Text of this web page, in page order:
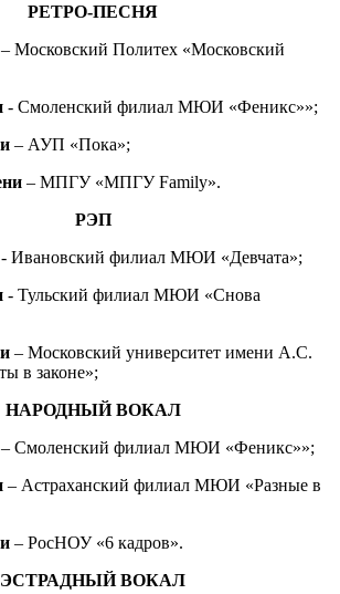
РЕТРО-ПЕСНЯ
– Московский Политех «Московский
- Смоленский филиал МЮИ «Феникс»»;
– АУП «Пока»;
– МПГУ «МПГУ Family».
РЭП
- Ивановский филиал МЮИ «Девчата»;
- Тульский филиал МЮИ «Снова
– Московский университет имени А.С.
в законе»;
НАРОДНЫЙ ВОКАЛ
– Смоленский филиал МЮИ «Феникс»»;
– Астраханский филиал МЮИ «Разные в
– РосНОУ «6 кадров».
ЭСТРАДНЫЙ ВОКАЛ